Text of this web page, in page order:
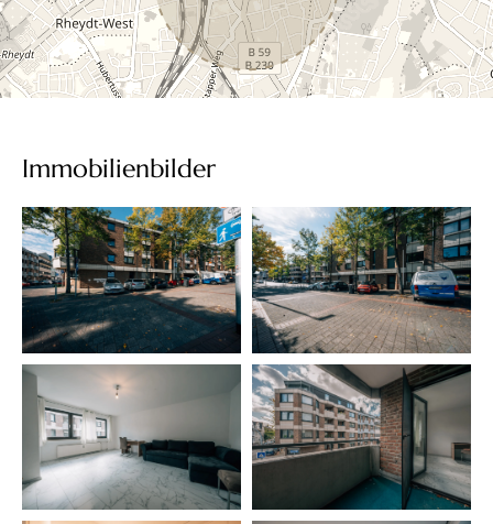
Immobilienbilder